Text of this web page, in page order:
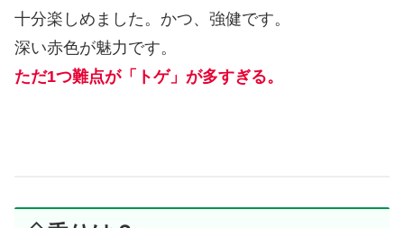
十分楽しめました。かつ、強健です。
深い赤色が魅力です。
ただ1つ難点が「トゲ」が多すぎる。